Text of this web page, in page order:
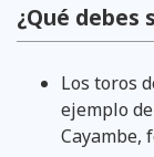
¿Qué debes
Los toros
ejemplo
Cayambe,